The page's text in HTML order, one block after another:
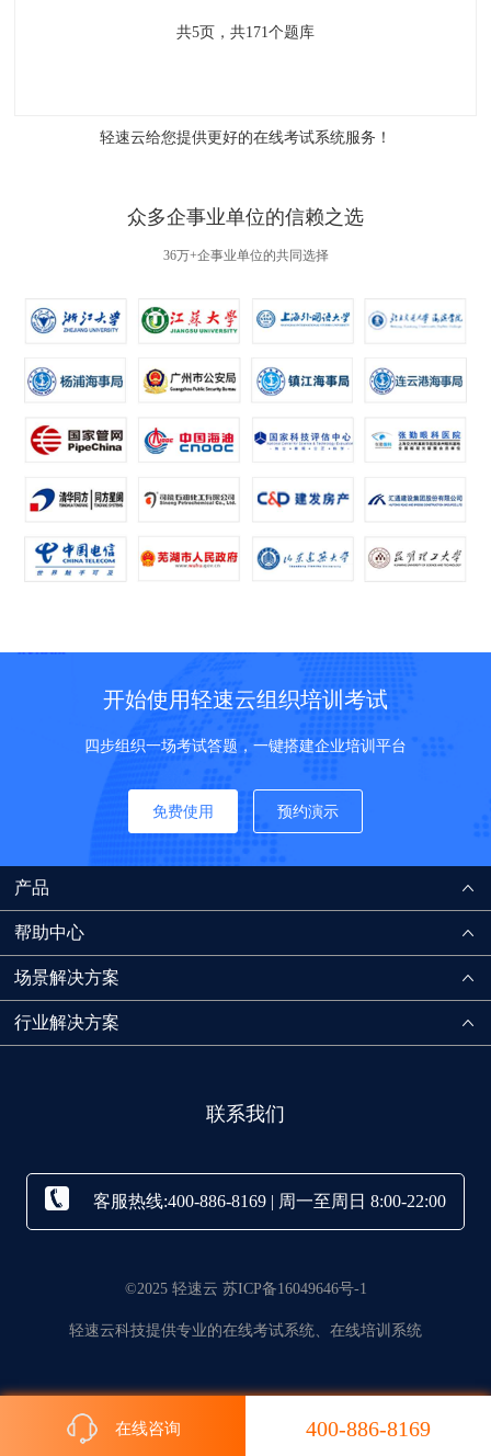
共5页，共171个题库
轻速云给您提供更好的在线考试系统服务！
众多企事业单位的信赖之选
36万+企事业单位的共同选择
开始使用轻速云组织培训考试
四步组织一场考试答题，一键搭建企业培训平台
免费使用 预约演示
产品
帮助中心
场景解决方案
行业解决方案
联系我们
客服热线:400-886-8169 | 周一至周日 8:00-22:00
©2025 轻速云 苏ICP备16049646号-1
轻速云科技提供专业的在线考试系统、在线培训系统
在线咨询 400-886-8169